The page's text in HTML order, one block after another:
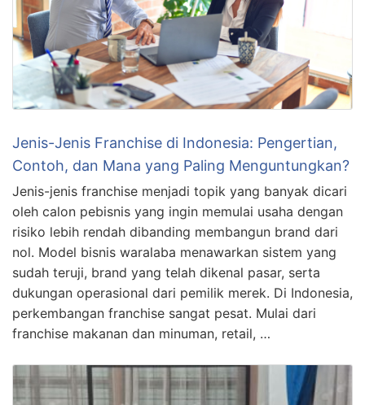
Jenis-Jenis Franchise di Indonesia: Pengertian,
Contoh, dan Mana yang Paling Menguntungkan?
Jenis-jenis franchise menjadi topik yang banyak dicari
oleh calon pebisnis yang ingin memulai usaha dengan
risiko lebih rendah dibanding membangun brand dari
nol. Model bisnis waralaba menawarkan sistem yang
sudah teruji, brand yang telah dikenal pasar, serta
dukungan operasional dari pemilik merek. Di Indonesia,
perkembangan franchise sangat pesat. Mulai dari
franchise makanan dan minuman, retail, …